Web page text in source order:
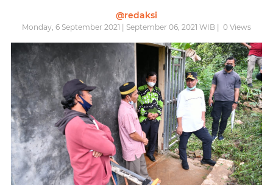
@redaksi
Monday, 6 September 2021 | September 06, 2021 WIB | 0 Views